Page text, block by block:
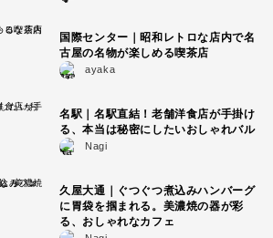
国際センター｜昭和レトロな店内で名
古屋の名物が楽しめる喫茶店
ayaka
名駅｜名駅直結！老舗洋食店が手掛け
る、本当は秘密にしたいおしゃれバル
Nagi
久屋大通｜ぐつぐつ煮込みハンバーグ
に胃袋を掴まれる。美濃焼の器が彩
る、おしゃれなカフェ